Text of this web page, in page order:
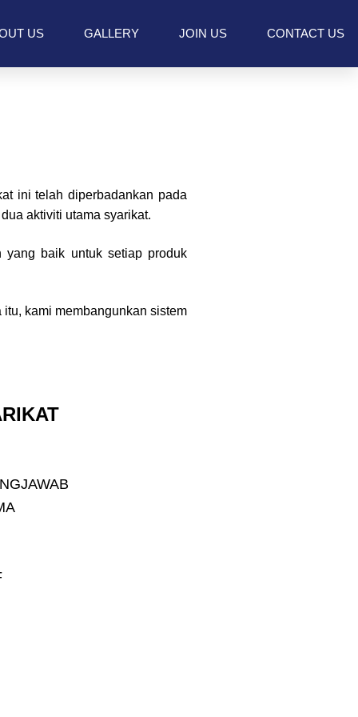
US GALLERY JOIN US CONTACT US
ini telah diperbadankan pada
aktiviti utama syarikat.
yang baik untuk setiap produk
kami membangunkan sistem